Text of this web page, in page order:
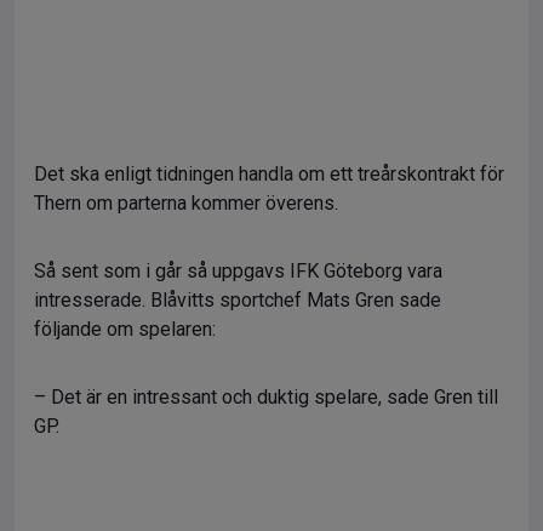
Det ska enligt tidningen handla om ett treårskontrakt för
Thern om parterna kommer överens.
Så sent som i går så uppgavs IFK Göteborg vara
intresserade. Blåvitts sportchef Mats Gren sade
följande om spelaren:
– Det är en intressant och duktig spelare, sade Gren till
GP.